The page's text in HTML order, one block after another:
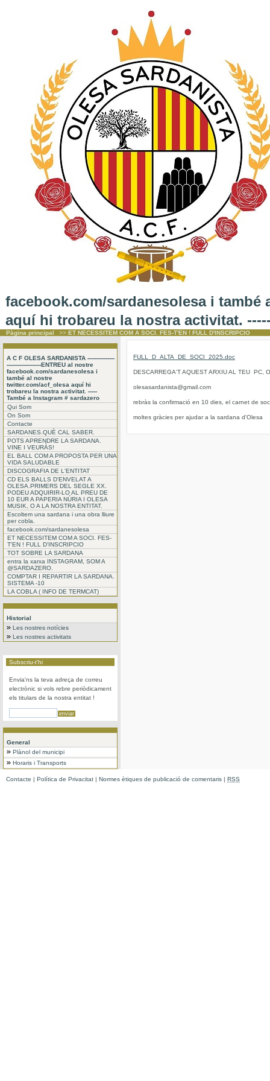
facebook.com/sardanesolesa i també
aquí hi trobareu la nostra activitat.
Pàgina principal >> ET NECESSITEM COM A SOCI. FES-T'EN ! FULL D'INSCRIPCIO
A C F OLESA SARDANISTA ---------------
-------------------ENTREU al nostre
facebook.com/sardanesolesa i
també al nostre
twitter.com/acf_olesa aquí hi
trobareu la nostra activitat. -----
També a Instagram # sardazero
Qui Som
On Som
Contacte
SARDANES.QUÈ CAL SABER.
POTS APRENDRE LA SARDANA.
VINE I VEURÀS!
EL BALL COM A PROPOSTA PER UNA
VIDA SALUDABLE
DISCOGRAFIA DE L'ENTITAT
CD ELS BALLS D'ENVELAT A
OLESA.PRIMERS DEL SEGLE XX.
PODEU ADQUIRIR-LO AL PREU DE
10 EUR A PAPERIA NÚRIA I OLESA
MUSIK, O A LA NOSTRA ENTITAT.
Escoltem una sardana i una obra lliure
per cobla.
facebook.com/sardanesolesa
ET NECESSITEM COM A SOCI. FES-
T'EN ! FULL D'INSCRIPCIO
TOT SOBRE LA SARDANA
entra la xarxa INSTAGRAM, SOM A
@SARDAZERO.
COMPTAR I REPARTIR LA SARDANA.
SISTEMA -10
LA COBLA ( INFO DE TERMCAT)
Historial
Les nostres notícies
Les nostres activitats
Subscriu-t'hi
Envia'ns la teva adreça de correu
electrònic si vols rebre periòdicament
els titulars de la nostra entitat !
General
Plànol del municipi
Horaris i Transports
FULL_D_ALTA_DE_SOCI_2025.doc
DESCARREGA'T AQUEST ARXIU AL TEU PC,
olesasardanista@gmail.com
rebràs la confirmació en 10 dies, el carnet de
moltes gràcies per ajudar a la sardana d'Olesa
Contacte | Política de Privacitat | Normes ètiques de publicació de comentaris | RSS